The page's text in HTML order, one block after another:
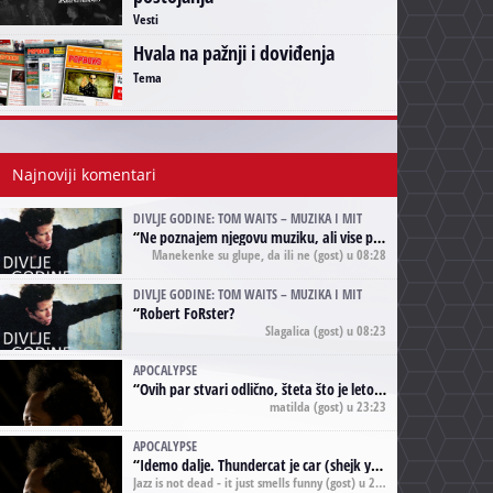
Vesti
Hvala na pažnji i doviđenja
Tema
Najnoviji komentari
DIVLJE GODINE: TOM WAITS – MUZIKA I MIT
“Ne poznajem njegovu muziku, ali vise puta nego sto sam to zazeleo gledao sam njegove umjetnicke slike na raznim stranama interneta. Te stoga zakljucujem da je Tom Waits Lady Gaga muzike namrstenih, ma
Manekenke su glupe, da ili ne (gost) u 08:28
DIVLJE GODINE: TOM WAITS – MUZIKA I MIT
“Robert FoRster?
Slagalica (gost) u 08:23
APOCALYPSE
“Ovih par stvari odlično, šteta što je leto pri kraju, a kaput koji te vervoatno podseća na pirotski ćilim je iz tradicije Navaho indijanaca ;)
matilda (gost) u 23:23
APOCALYPSE
“Idemo dalje. Thundercat je car (shejk yerbuti )!
Jazz is not dead - it just smells funny(gost) u 20:11